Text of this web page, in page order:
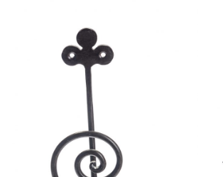
AGGIUNGI AL CARRELLO